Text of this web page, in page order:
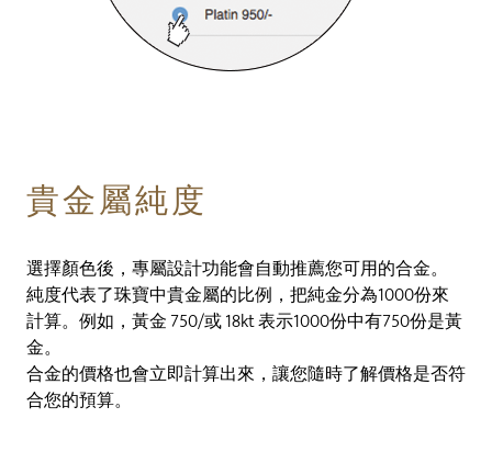
貴金屬純度
選擇顏色後，專屬設計功能會自動推薦您可用的合金。
純度代表了珠寶中貴金屬的比例，把純金分為1000份來
計算。例如，黃金 750/或 18kt 表示1000份中有750份是黃
金。
合金的價格也會立即計算出來，讓您隨時了解價格是否符
合您的預算。